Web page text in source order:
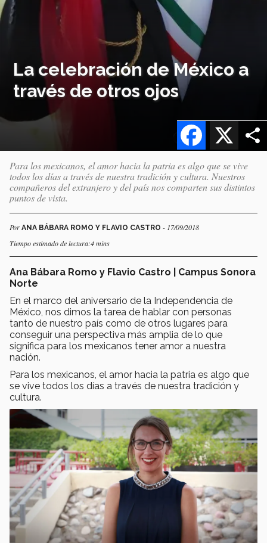
La celebración de México a
través de otros ojos
X
Facebook
Para los mexicanos, el amor hacia la patria es algo que se vive
todos los días a través de nuestra tradición y cultura. Nuestros
compañeros del extranjero y del país nos comparten sus distintos
puntos de vista.
Por ANA BÁBARA ROMO Y FLAVIO CASTRO - 17/09/2018
Tiempo estimado de lectura:4 mins
Ana Bábara Romo y Flavio Castro | Campus Sonora
Norte
En el marco del aniversario de la Independencia de
México, nos dimos la tarea de hablar con personas
tanto de nuestro país como de otros lugares para
conseguir una perspectiva más amplia de lo que
significa para los mexicanos tener amor a nuestra
nación.
Para los mexicanos, el amor hacia la patria es algo que
se vive todos los días a través de nuestra tradición y
cultura.